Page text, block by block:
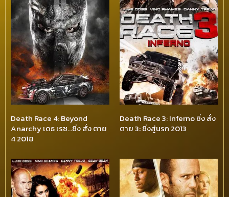
Death Race 4: Beyond
Anarchy เดธ เรซ…ซิ่ง สั่ง ตาย
4 2018
Death Race 3: Inferno ซิ่ง สั่ง
ตาย 3: ซิ่งสู่นรก 2013